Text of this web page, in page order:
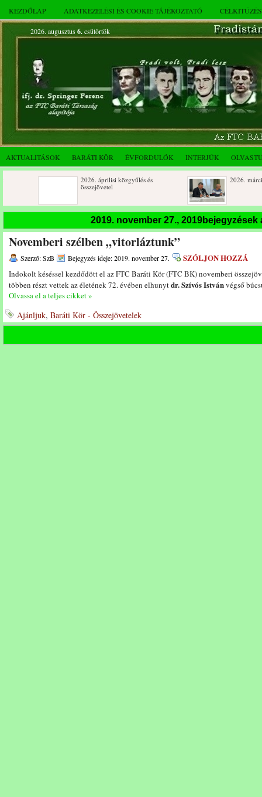
KEZDŐLAP ADATKEZELÉSI ÉS COOKIE TÁJÉKOZTATÓ
2026. augusztus 6.csütörtök
AKTUALITÁSOK BARÁTI KÖR ÉVFORDULÓK INTERJÚK
2026. áprilisi közgyűlés és
2026. márciusi összejövetel
Rendkívüli közgyűlés és a 2025.
novemberi összejövetel
Dálnoki József 90 éves
2019. november 27., 2019bejegyzések
Novemberi szélben „vitorláztunk”
Szerző: SzB Bejegyzés ideje: 2019. november 27. SZÓLJON HOZZÁ
Indokolt késéssel kezdődött el az FTC Baráti Kör (FTC BK) novemberi
többen részt vettek az életének 72. évében elhunytdr. Szívós Istvánvégső
Olvassa el a teljes cikket »
Ajánljuk, Baráti Kör - Összejövetelek